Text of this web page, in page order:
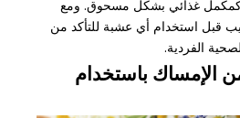
كمكمل غذائي بشكل مسحوق. ومع
قبل استخدام أي عشبة للتأكد من
الفردية.
الإمساك باستخدام